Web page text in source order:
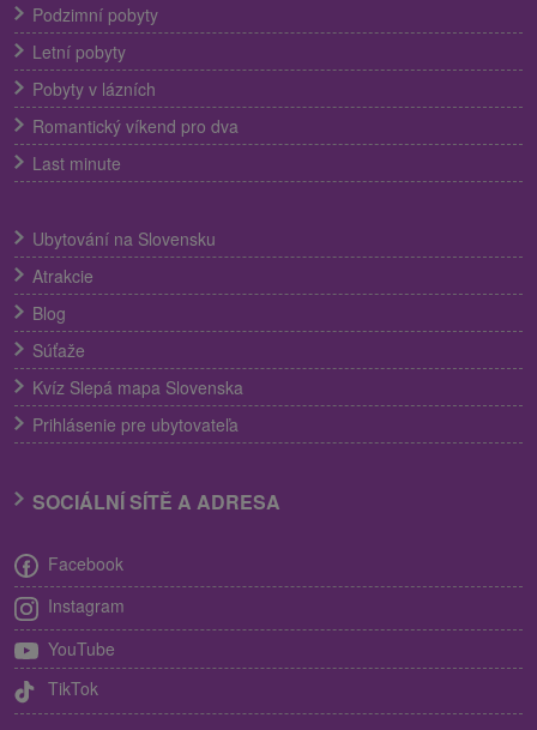
Podzimní pobyty
Letní pobyty
Pobyty v lázních
Romantický víkend pro dva
Last minute
Ubytování na Slovensku
Atrakcie
Blog
Súťaže
Kvíz Slepá mapa Slovenska
Prihlásenie pre ubytovateľa
SOCIÁLNÍ SÍTĚ A ADRESA
Facebook
Instagram
YouTube
TikTok